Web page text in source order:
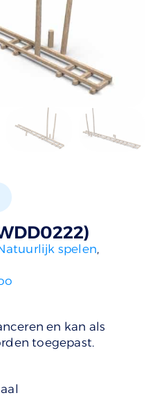
spelen,
en kan als
toegepast.